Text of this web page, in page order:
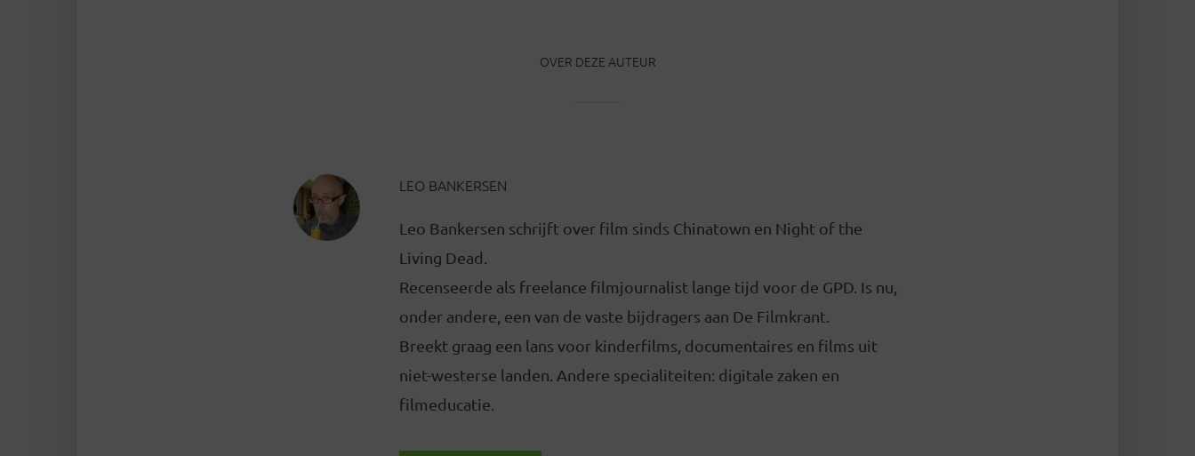
OVER DEZE AUTEUR
LEO BANKERSEN
Leo Bankersen schrijft over film sinds Chinatown en Night of the
Living Dead.
Recenseerde als freelance filmjournalist lange tijd voor de GPD. Is nu,
onder andere, een van de vaste bijdragers aan De Filmkrant.
Breekt graag een lans voor kinderfilms, documentaires en films uit
niet-westerse landen. Andere specialiteiten: digitale zaken en
filmeducatie.